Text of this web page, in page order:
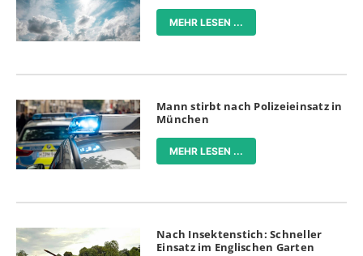
MEHR LESEN ...
Mann stirbt nach Polizeieinsatz in
München
MEHR LESEN ...
Nach Insektenstich: Schneller
Einsatz im Englischen Garten